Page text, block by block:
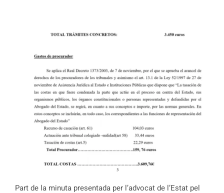
Part de la minuta presentada per l’advocat de l’Estat pel